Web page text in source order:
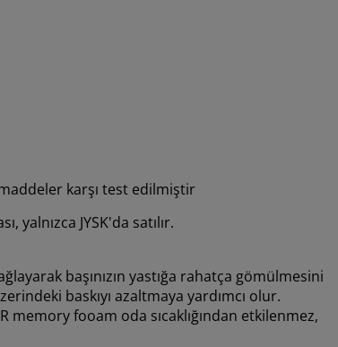
maddeler karşı test edilmiştir
yalnızca JYSK'da satılır.
başınızın yastığa rahatça gömülmesini
baskıyı azaltmaya yardımcı olur.
memory fooam oda sıcaklığından etkilenmez,